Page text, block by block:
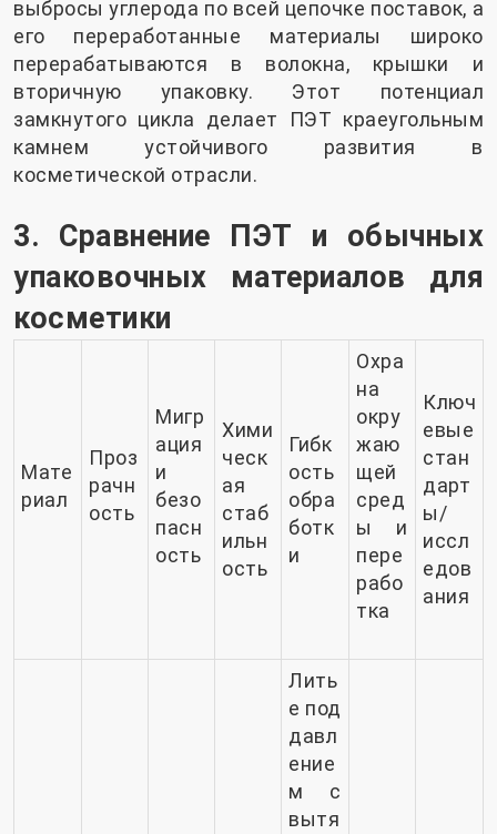
выбросы углерода по всей цепочке поставок, а
его переработанные материалы широко
перерабатываются в волокна, крышки и
вторичную упаковку. Этот потенциал
замкнутого цикла делает ПЭТ краеугольным
камнем устойчивого развития в
косметической отрасли.
3. Сравнение ПЭТ и обычных
упаковочных материалов для
косметики
Мате
риал
Проз
рачн
ость
Мигр
ация
и
безо
пасн
ость
Хими
ческ
ая
стаб
ильн
ость
Гибк
ость
обра
ботк
и
Охра
на
окру
жаю
щей
сред
ы и
пере
рабо
тка
Ключ
евые
стан
дарт
ы/
иссл
едов
ания
Лить
е под
давл
ение
м с
вытя